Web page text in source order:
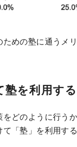
めの塾に通うメ
を利用す
どのように行う
「塾」を利用す